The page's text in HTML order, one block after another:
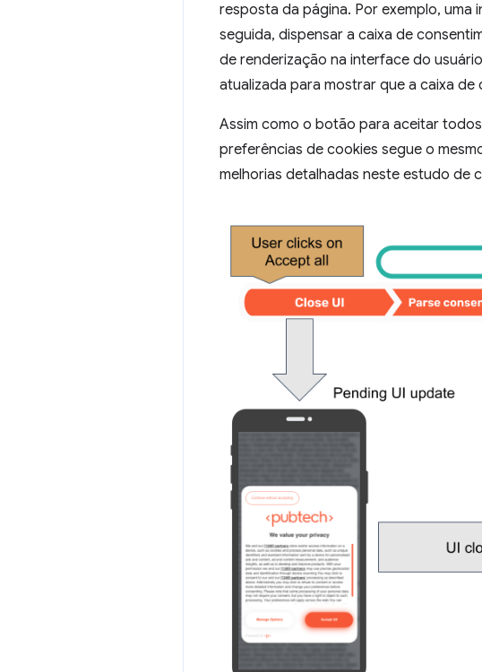
resposta da página. Por exemplo,
seguida, dispensar a caixa de
de renderização na interface do
atualizada para mostrar que a caixa
Assim como o botão para aceitar
preferências de cookies segue o
melhorias detalhadas neste estudo de